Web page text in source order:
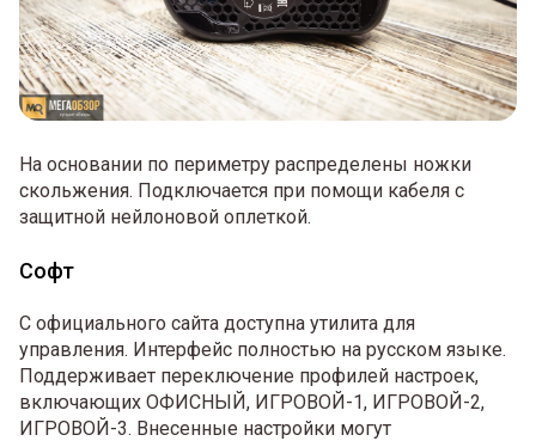
На основании по периметру распределены ножки
скольжения. Подключается при помощи кабеля с
защитной нейлоновой оплеткой.
Софт
С официального сайта доступна утилита для
управления. Интерфейс полностью на русском языке.
Поддерживает переключение профилей настроек,
включающих ОФИСНЫЙ, ИГРОВОЙ-1, ИГРОВОЙ-2,
ИГРОВОЙ-3. Внесенные настройки могут